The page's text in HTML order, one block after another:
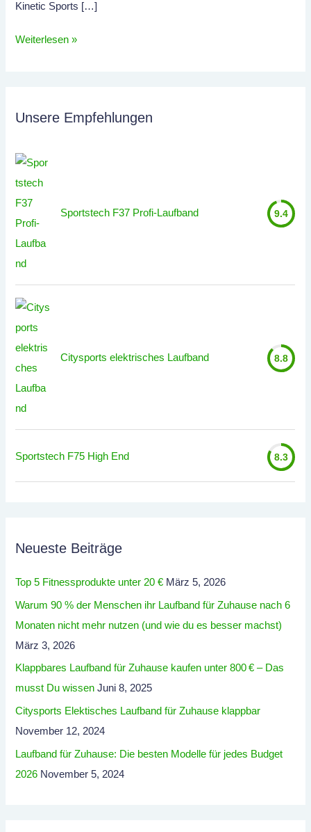
Unsere Empfehlungen
Sportstech F37 Profi-Laufband 9.4
Citysports elektrisches Laufband 8.8
Sportstech F75 High End 8.3
Neueste Beiträge
Top 5 Fitnessprodukte unter 20 € März 5, 2026
Warum 90 % der Menschen ihr Laufband für Zuhause nach 6
Monaten nicht mehr nutzen (und wie du es besser machst)
März 3, 2026
Klappbares Laufband für Zuhause kaufen unter 800 € – Das
musst Du wissen Juni 8, 2025
Citysports Elektisches Laufband für Zuhause klappbar
November 12, 2024
Laufband für Zuhause: Die besten Modelle für jedes Budget
2026 November 5, 2024
Kinetic Sports […]
Kinetic
Weiterlesen »